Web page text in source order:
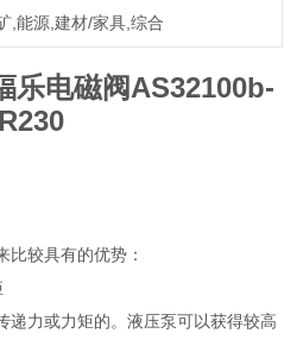
,能源,建材/家具,综合
乐电磁阀AS32100b-
R230
比较具有的优势：
递力或力矩的。液压泵可以获得较高